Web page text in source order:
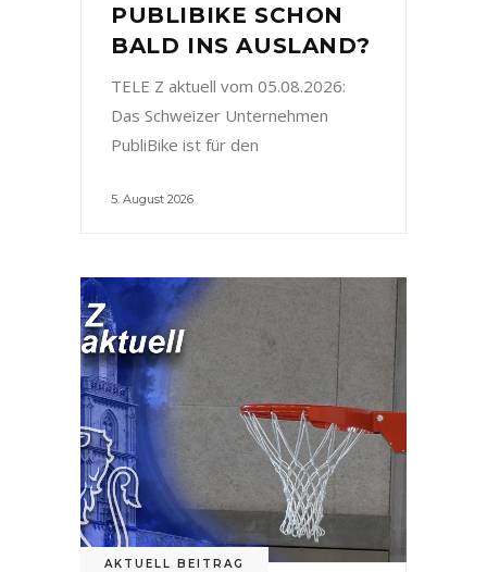
PUBLIBIKE SCHON
BALD INS AUSLAND?
TELE Z aktuell vom 05.08.2026:
Das Schweizer Unternehmen
PubliBike ist für den
5. August 2026
AKTUELL BEITRAG